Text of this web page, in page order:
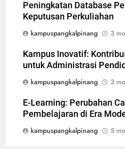
Peningkatan Database
Keputusan Perkuliahan
kampuspangkalpinang
3
Kampus Inovatif:
untuk Administrasi
kampuspangkalpinang
3
E-Learning: Perubahan
Pembelajaran di Era
kampuspangkalpinang
5